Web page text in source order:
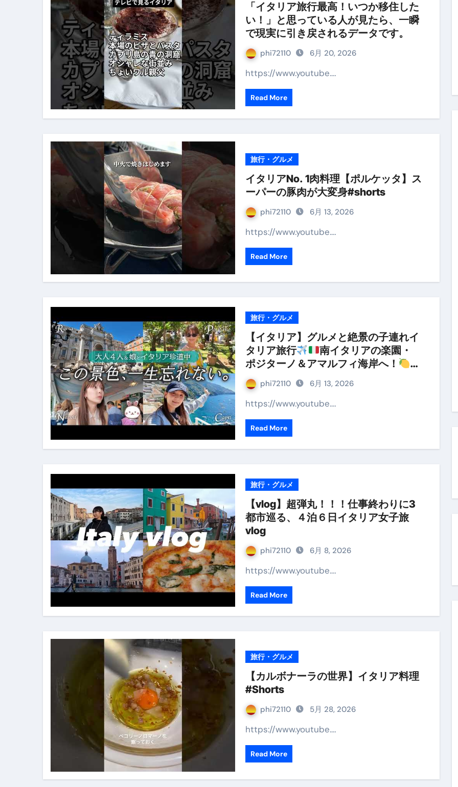
​「イタリア旅行最高！いつか移住した
い！」と思っている人が見たら、一瞬
で現実に引き戻されるデータです。
phi72110 6月 20, 2026
https://www.youtube.…
Read More
旅行・グルメ
イタリアNo. 1肉料理【ポルケッタ】ス
ーパーの豚肉が大変身#shorts
phi72110 6月 13, 2026
https://www.youtube.…
Read More
旅行・グルメ
【イタリア】グルメと絶景の子連れイ
タリア旅行
南イタリアの楽園・
ポジターノ＆アマルフィ海岸へ！
ト
ラブル回避のリアルな裏技アドバイス
も
phi72110 6月 13, 2026
https://www.youtube.…
Read More
旅行・グルメ
【vlog】超弾丸！！！仕事終わりに3
都市巡る、４泊６日イタリア女子旅
vlog
phi72110 6月 8, 2026
https://www.youtube.…
Read More
旅行・グルメ
【カルボナーラの世界】イタリア料理
#Shorts
phi72110 5月 28, 2026
https://www.youtube.…
Read More